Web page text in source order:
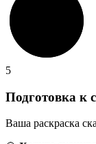
5
Подготовка к
Ваша раскраска